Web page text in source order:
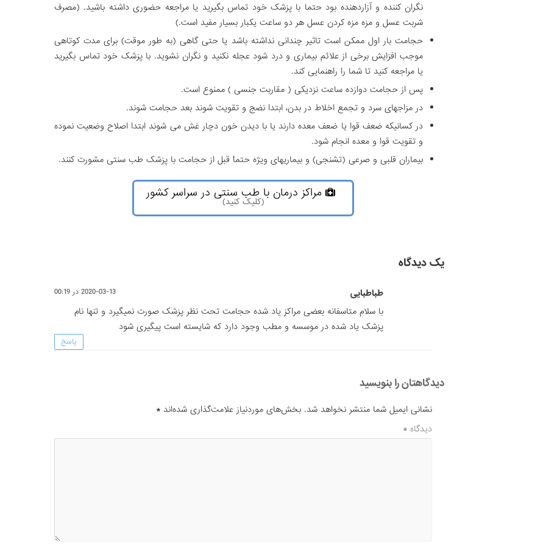
نگران کننده و آزاردهنده بود حتما با پزشک خود تماس بگیرید یا مراجعه حضوری داشته باشید. (مصرف
شربت عسل و مزه مزه کردن عسل هر دو ساعت یکبار بسیار مفید است.)
حجامت بار اول ممکن است تاثیر چندانی نداشته باشد یا حتی گاهی (به طور موقت) برای مدت کوتاهی
موجب افزایش برخی از علائم بیماری و درد شود عجله نکنید و نگران نشوید. با پزشک خود تماس بگیرید
یا مراجعه کنید تا شما را راهنمایی کند.
پس از حجامت دوازده ساعت نزدیکی ( مقاربت جنسی ) ممنوع است.
در مزاجهای سرد و تجمع اخلاط در بدن، ابتدا نضج و تقویت شوند بعد حجامت شوند.
در کسانیکه ضعف قوا یا ضعف معده دارند یا با دیدن خون دچار غش می شوند ابتدا اصلاح وضعیت نموده
و تقویت قوا و معده انجام شود.
بیماران قلبی و صرعی (تشنجی) و بیماریهای ویژه حتما‍ً قبل از حجامت با پزشک طب سنتی مشورت کنند.
مراکز درمان با طب سنتی در سراسر کشور
(کلیک کنید)
یک دیدگاه
طباطبایی 2020-03-13 در 00:19
با سلام متاسفانه بعضی مراکز یاد شده حجامت تحت نظر پزشک صورت نمیگیرد و تنها نام
پزشک یاد شده در موسسه و مطب وجود دارد که شایسته است پیگیری شود
پاسخ
دیدگاهتان را بنویسید
نشانی ایمیل شما منتشر نخواهد شد. بخش‌های موردنیاز علامت‌گذاری شده‌اند *
دیدگاه *